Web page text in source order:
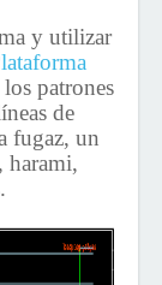
y utilizar
patrones
de
fugaz, un
harami,